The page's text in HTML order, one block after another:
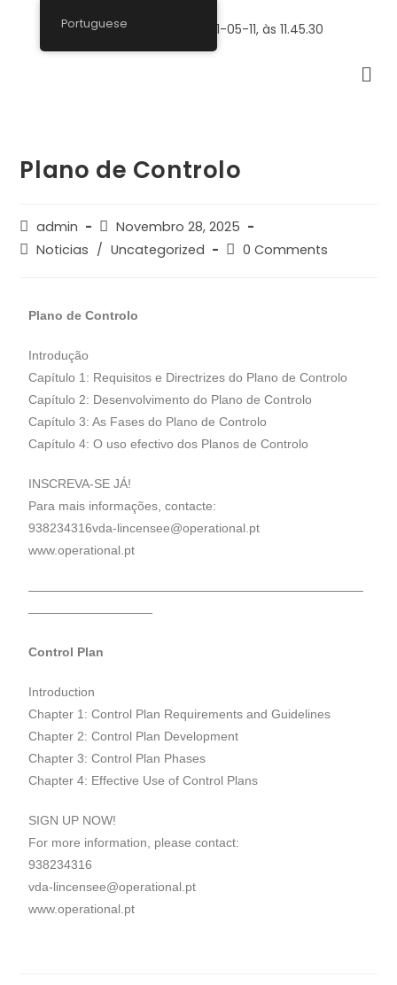
Plano de Controlo
admin
Novembro 28, 2025
Noticias / Uncategorized 0 Comments
Plano de Controlo
Introdução
Capítulo 1: Requisitos e Directrizes do Plano de Controlo
Capítulo 2: Desenvolvimento do Plano de Controlo
Capítulo 3: As Fases do Plano de Controlo
Capítulo 4: O uso efectivo dos Planos de Controlo
INSCREVA-SE JÁ!
Para mais informações, contacte:
938234316vda-lincensee@operational.pt
www.operational.pt
———————————————————————————
——————————
Control Plan
Introduction
Chapter 1: Control Plan Requirements and Guidelines
Chapter 2: Control Plan Development
Chapter 3: Control Plan Phases
Chapter 4: Effective Use of Control Plans
SIGN UP NOW!
For more information, please contact:
938234316
vda-lincensee@operational.pt
www.operational.pt
Portuguese